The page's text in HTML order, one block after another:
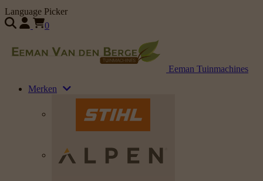
Language Picker
0
Eeman Tuinmachines
Merken